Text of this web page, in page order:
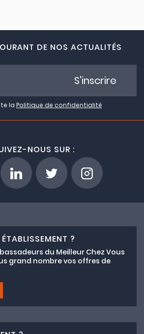
DE NOS ACTUALITÉS
la Politique de confidentialité
S'inscrire
NOUS SUR :
?
du Meilleur Chez Vous
grand nombre vos offres de